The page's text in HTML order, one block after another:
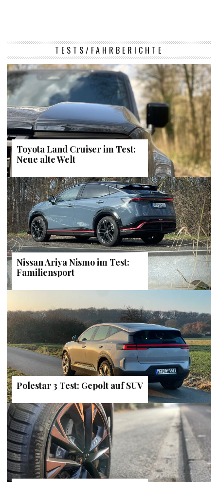
TESTS/FAHRBERICHTE
Toyota Land Cruiser im Test:
Neue alte Welt
Nissan Ariya Nismo im Test:
Familiensport
Polestar 3 Test: Gepolt auf SUV